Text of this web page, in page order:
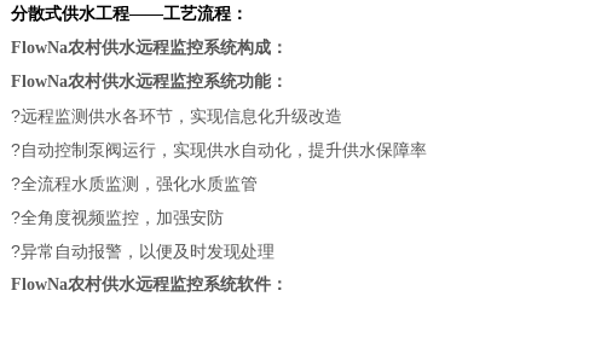
分散式供水工程——工艺流程：
FlowNa农村供水远程监控系统构成：
FlowNa农村供水远程监控系统功能：
?远程监测供水各环节，实现信息化升级改造
?自动控制泵阀运行，实现供水自动化，提升供水保障率
?全流程水质监测，强化水质监管
?全角度视频监控，加强安防
?异常自动报警，以便及时发现处理
FlowNa农村供水远程监控系统软件：